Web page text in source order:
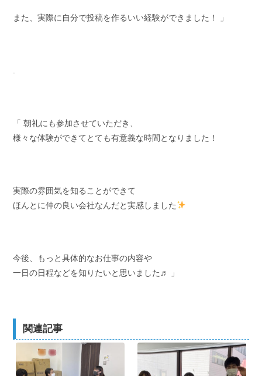
また、実際に自分で投稿を作るいい経験ができました！ 」
「 朝礼にも参加させていただき、
様々な体験ができてとても有意義な時間となりました！
実際の雰囲気を知ることができて
ほんとに仲の良い会社なんだと実感しました
今後、もっと具体的なお仕事の内容や
一日の日程などを知りたいと思いました♬ 」
関連記事